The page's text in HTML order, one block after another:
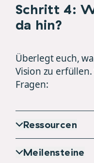
Schritt 4:
da hin?
Überlegt euch,
Vision zu
Fragen:
Ressourcen
Meilensteine